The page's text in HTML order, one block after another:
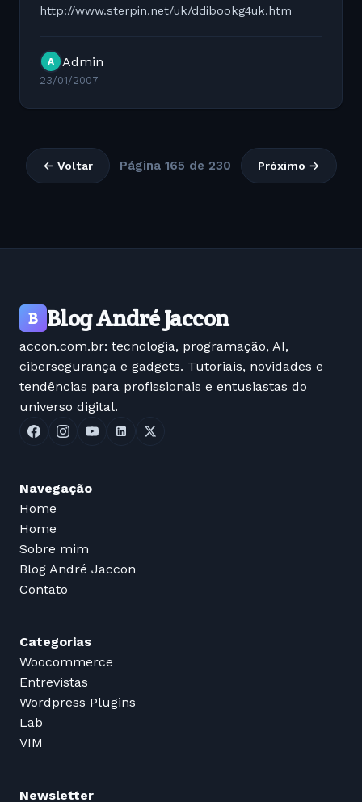
http://www.sterpin.net/uk/ddibookg4uk.htm
A Admin
23/01/2007
← Voltar Página 165 de 230 Próximo →
B Blog André Jaccon
accon.com.br: tecnologia, programação, AI,
cibersegurança e gadgets. Tutoriais, novidades e
tendências para profissionais e entusiastas do
universo digital.
Navegação
Home
Home
Sobre mim
Blog André Jaccon
Contato
Categorias
Woocommerce
Entrevistas
Wordpress Plugins
Lab
VIM
Newsletter